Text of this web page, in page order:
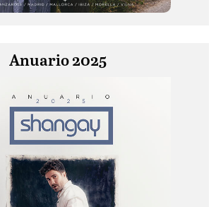
Anuario 2025